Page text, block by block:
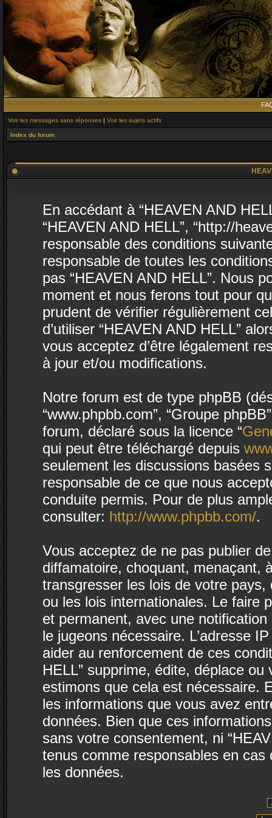
Voir les messages sans réponses | Voir les sujets actifs
Index du forum
En accédant à “HEAVEN AND
“HEAVEN AND HELL”, “http://
responsable des conditions
responsable de toutes les
pas “HEAVEN AND HELL”. Nous
moment et nous ferons tout pour
prudent de vérifier régulièrement
d’utiliser “HEAVEN AND HELL”
vous acceptez d’être légalement
à jour et/ou modifications.
Notre forum est de type phpBB
“www.phpbb.com”, “Groupe
forum, déclaré sous la licence “
qui peut être téléchargé depuis
seulement les discussions basées
responsable de ce que nous
conduite permis. Pour de plus
consulter: http://www.phpbb.com/.
Vous acceptez de ne pas publier
diffamatoire, choquant, menaçant,
transgresser les lois de votre pays,
ou les lois internationales. Le faire
et permanent, avec une
le jugeons nécessaire. L’adresse
aider au renforcement de ces
HELL” supprime, édite, déplace
estimons que cela est nécessaire.
les informations que vous avez
données. Bien que ces
sans votre consentement, ni
tenus comme responsables en
les données.